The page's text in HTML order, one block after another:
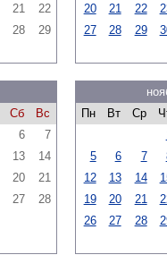
21
22
28
29
20
21 22
27
28 29
Сб
Вс
6
7
13
14
20
21
27
28
Пн
Вт Ср
5
6 7
12
13 14
19
20 21
26
27 28